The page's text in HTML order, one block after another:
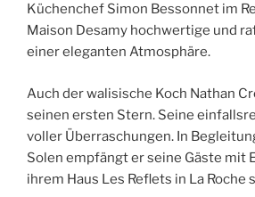
Küchenchef Simon Bessonnet im
Maison Desamy hochwertige und
einer eleganten Atmosphäre.
Auch der walisische Koch Nathan
seinen ersten Stern. Seine
voller Überraschungen. In
Solen empfängt er seine Gäste mit
ihrem Haus Les Reflets in La Roche